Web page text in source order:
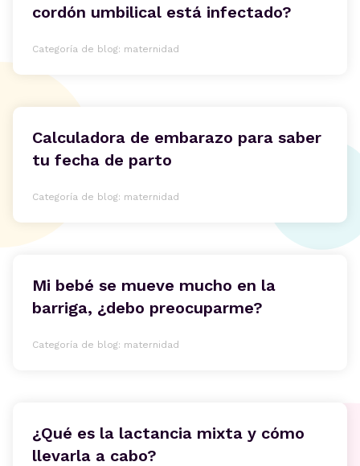
cordón umbilical está infectado?
Categoría de blog: maternidad
Calculadora de embarazo para saber
tu fecha de parto
Categoría de blog: maternidad
Mi bebé se mueve mucho en la
barriga, ¿debo preocuparme?
Categoría de blog: maternidad
¿Qué es la lactancia mixta y cómo
llevarla a cabo?